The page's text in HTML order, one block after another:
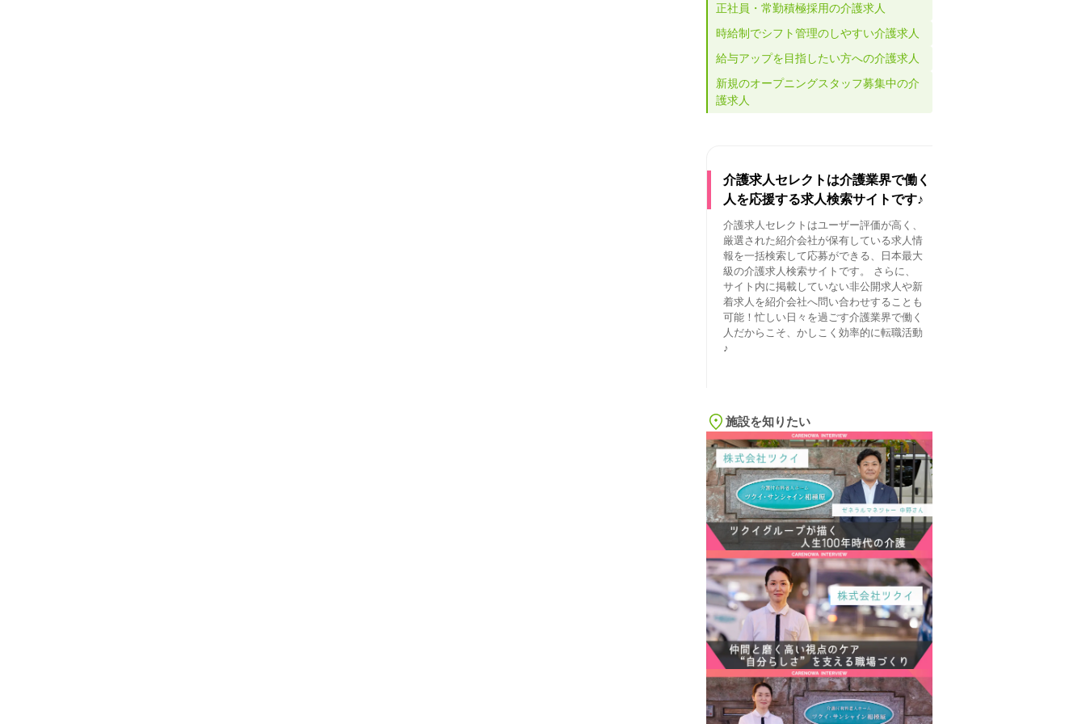
正社員・常勤積極採用の介護求人
時給制でシフト管理のしやすい介護求人
給与アップを目指したい方への介護求人
新規のオープニングスタッフ募集中の介
護求人
介護求人セレクトは介護業界で働く
人を応援する求人検索サイトです♪
介護求人セレクトはユーザー評価が高く、
厳選された紹介会社が保有している求人情
報を一括検索して応募ができる、日本最大
級の介護求人検索サイトです。 さらに、
サイト内に掲載していない非公開求人や新
着求人を紹介会社へ問い合わせすることも
可能！忙しい日々を過ごす介護業界で働く
人だからこそ、かしこく効率的に転職活動
♪
施設を知りたい